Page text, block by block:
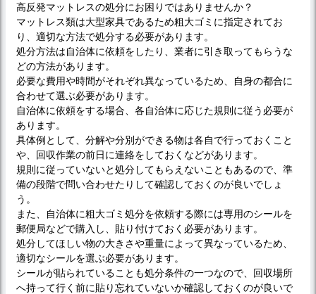
高反発マットレスの処分にお困りではありませんか？
マットレス類は大型家具であるため粗大ゴミに指定されてお
り、適切な方法で処分する必要があります。
処分方法は自治体に依頼をしたり、業者に引き取ってもらうな
どの方法があります。
必要な費用や時間がそれぞれ異なっているため、自身の都合に
合わせて選ぶ必要があります。
自治体に依頼をする場合、各自治体に応じた規則に従う必要が
あります。
具体例として、分解や分別ができる物は各自で行っておくこと
や、回収作業の前日に連絡をしておくなどがあります。
規則に従っていないと処分してもらえないこともあるので、準
備の段階で問い合わせたりして確認しておくのが良いでしょ
う。
また、自治体に粗大ゴミ処分を依頼する際には専用のシールを
郵便局などで購入し、貼り付けておく必要があります。
処分してほしい物の大きさや重量によって異なっているため、
適切なシールを選ぶ必要があります。
シールが貼られていることも処分条件の一つなので、回収場所
へ持って行く前に貼り忘れていないか確認しておくのが良いで